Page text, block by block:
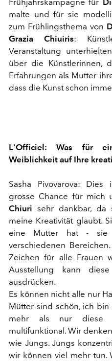
malte und für sie
zum Frühlingsthema von
Grazia Chiuiris:
Veranstaltung
über die Künstlerinnen,
Erfahrungen als Mutter
dass die Kunst schon
L'Officiel: Was für
Weiblichkeit auf Ihre
Sasha Pivovarova:
grosse Chance für mich
Chiuri sehr dankbar, da
meine Kreativität glaubt.
eine Mutter hat -
verschiedenen
Zeichen für alle Frauen
Ausstellung kann
ausdrücken.
Es können nicht alle nur
Mütter sind schön, ich
mehr als nur diese
multifunktional. Wir
wie Jungs. Jungs
wir können viel mehr tun.